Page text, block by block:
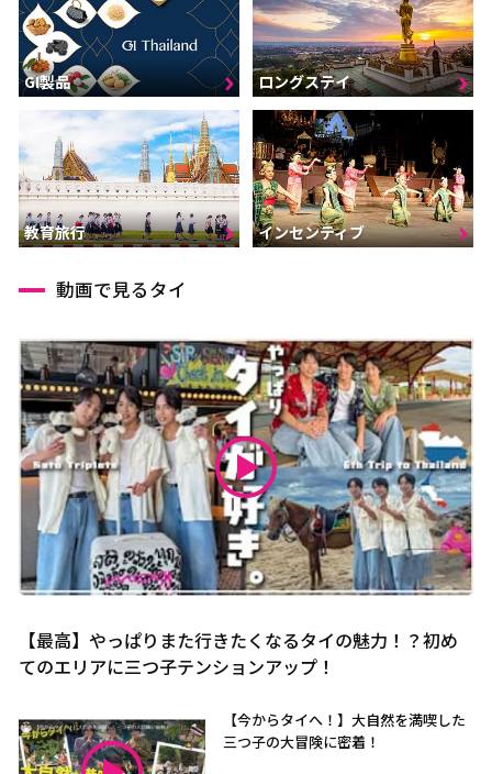
GI製品 ロングステイ
教育旅行 インセンティブ
動画で見るタイ
【最高】やっぱりまた行きたくなるタイの魅力！？初め
てのエリアに三つ子テンションアップ！
【今からタイへ！】大自然を満喫した
三つ子の大冒険に密着！